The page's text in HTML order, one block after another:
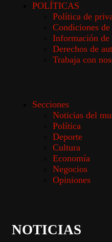
POLÍTICAS
Política de
Condiciones de
Información de
Derechos de
Trabaja con
Secciones
Noticias del
Política
Deporte
Cultura
Economía
Negocios
Opiniones
NOTICIAS